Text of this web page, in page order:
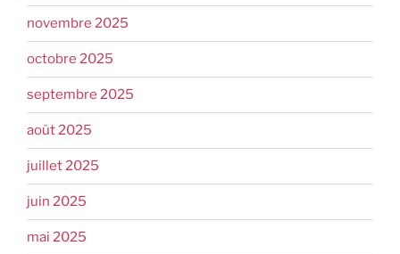
novembre 2025
octobre 2025
septembre 2025
août 2025
juillet 2025
juin 2025
mai 2025